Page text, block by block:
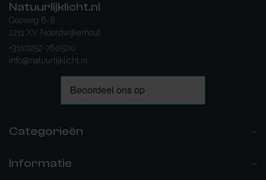
Natuurlijklicht.nl
Gooweg 6-8
2211 XV Noordwijkerhout
+31(0)252-760500
info@natuurlijklicht.nl
Categorieën
Informatie